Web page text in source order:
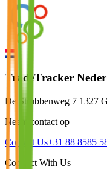
TradeTracker
De Strubbenweg 7 1327
Neem contact op
Contact Us+31 88 8585
Connect With Us